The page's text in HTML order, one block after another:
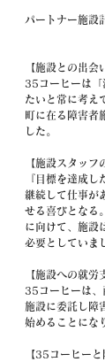
パートナー施設
【施設との出会
35コーヒーは「
たいと常に考え
町に在る障害者
した。
【施設スタッフ
『目標を達成し
継続して仕事が
せる喜びとなる
に向けて、施設
必要としていま
【施設への就労
35コーヒーは、
施設に委託し障
始めることにな
【35コーヒーと